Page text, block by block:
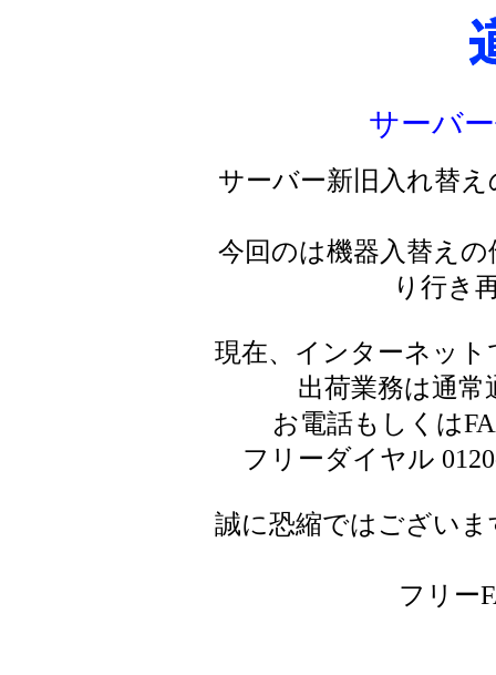
サーバ
サーバー新旧入れ替
今回のは機器入替え
り行き
現在、インターネッ
出荷業務は通
お電話もしくは
フリーダイヤル
誠に恐縮ではござい
フリー